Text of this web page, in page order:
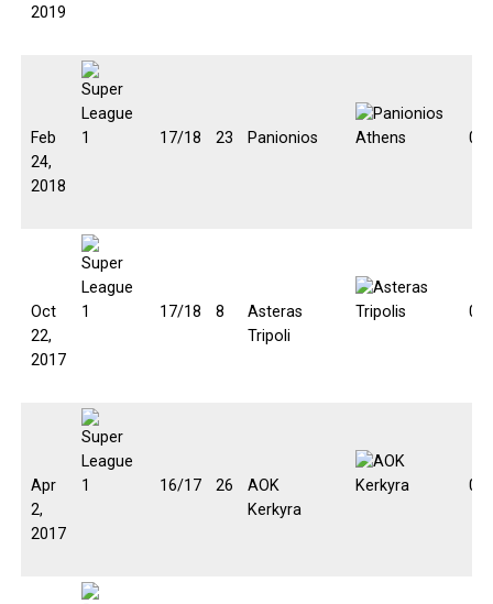
2019
Feb
24,
2018
17/18 23 Panionios 0:0
Oct
22,
2017
17/18 8
Asteras
Tripoli
0:1
Apr
2,
2017
16/17 26
AOK
Kerkyra
0:3